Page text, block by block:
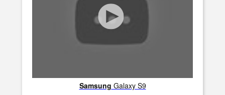
Samsung Galaxy S9